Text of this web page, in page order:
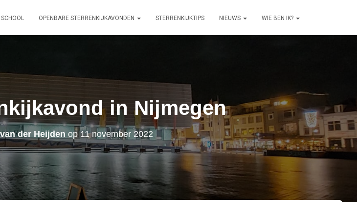
SCHOOL OPENBARE STERRENKIJKAVONDEN STERRENKIJKTIPS NIEUWS WIE BEN IK?
in Nijmegen
der Heijden op11 november 2022